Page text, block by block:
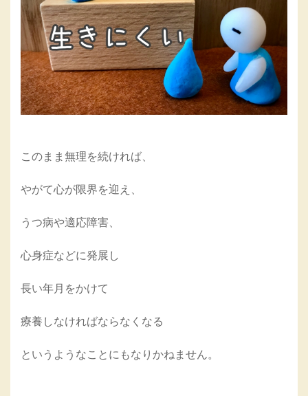
このまま無理を続ければ、
やがて心が限界を迎え、
うつ病や適応障害、
心身症などに発展し
長い年月をかけて
療養しなければならなくなる
というようなことにもなりかねません。